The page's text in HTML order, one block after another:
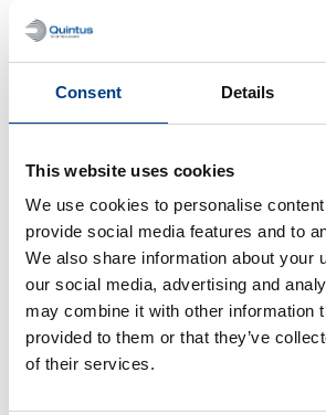
Consent Details
This website uses cookies
We use cookies to personalise
provide social media features and to
We also share information about your
our social media, advertising and
may combine it with other information
provided to them or that they’ve
of their services.
保组件之间的界面接触。
专家支持与合作
先进的 WIP 系统使研究人员和电池工
可重复的条件下快速制作原型并测试
料。这些能力与电池专家的专业支持
符合全球安全和性能标准。